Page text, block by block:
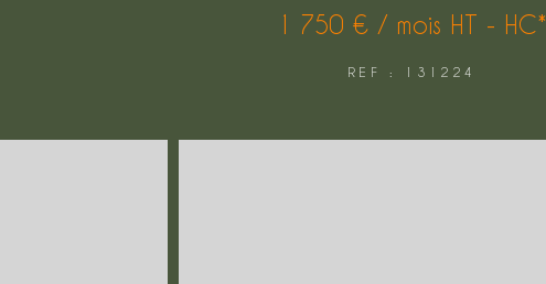
1 750 € / mois HT - HC*
REF : 131224